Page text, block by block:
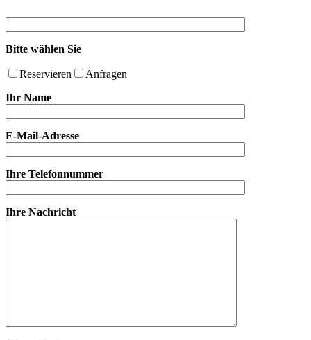
Bitte wählen Sie
Reservieren
Anfragen
Ihr Name
E-Mail-Adresse
Ihre Telefonnummer
Ihre Nachricht